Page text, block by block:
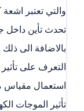
والتي تعتبر
تحدث تأين داخل
بالاضافة الى
التعرف على
تأثير الموجات